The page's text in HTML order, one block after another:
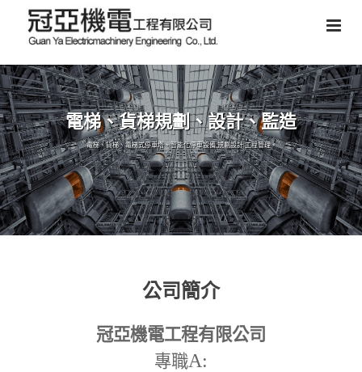
電梯、貨梯規劃、設計、監造
電梯、貨梯、電梯式停車塔、智能化停車設備,規劃設計,工程管理。
公司簡介
冠亞機電工程有限公司
專職A: